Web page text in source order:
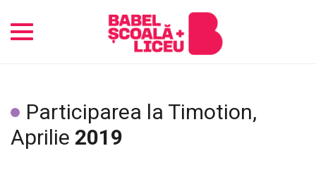
Toggle
Participarea la Timotion,
Aprilie 2019